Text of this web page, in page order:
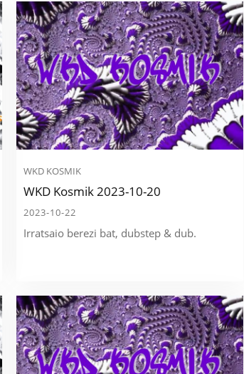
WKD KOSMIK
WKD Kosmik 2023-10-20
2023-10-22
Irratsaio berezi bat, dubstep & dub.